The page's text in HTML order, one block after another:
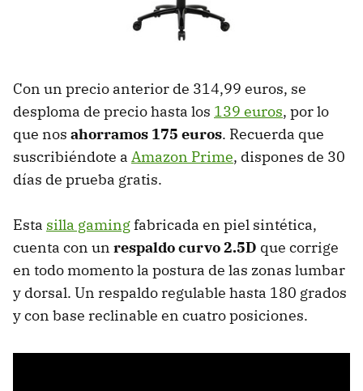
Con un precio anterior de 314,99 euros, se
desploma de precio hasta los 139 euros, por lo
que nos ahorramos 175 euros. Recuerda que
suscribiéndote a Amazon Prime, dispones de 30
días de prueba gratis.
Esta silla gamingfabricada en piel sintética,
cuenta con un respaldo curvo 2.5D que corrige
en todo momento la postura de las zonas lumbar
y dorsal. Un respaldo regulable hasta 180 grados
y con base reclinable en cuatro posiciones.